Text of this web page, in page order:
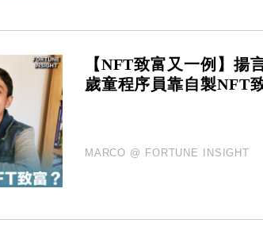
【NFT致富又一例】揚
歲童程序員靠自製NFT
MARCO @ FORTUNE INSIGHT